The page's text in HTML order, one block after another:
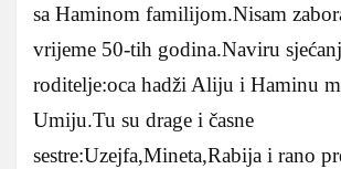
sa Haminom familijom.Nisam
vrijeme 50-tih godina.Naviru
roditelje:oca hadži Aliju i Haminu
Umiju.Tu su drage i časne
sestre:Uzejfa,Mineta,Rabija i rano